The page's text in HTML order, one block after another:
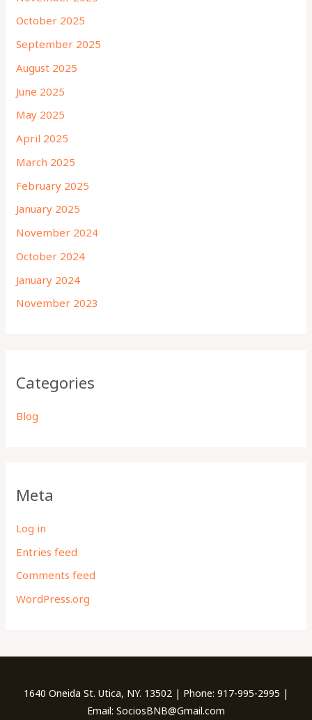
October 2025
September 2025
August 2025
June 2025
May 2025
April 2025
March 2025
February 2025
January 2025
November 2024
October 2024
January 2024
November 2023
Categories
Blog
Meta
Log in
Entries feed
Comments feed
WordPress.org
1640 Oneida St. Utica, NY. 13502 | Phone: 917-995-2995 |
Email: SociosBNB@Gmail.com